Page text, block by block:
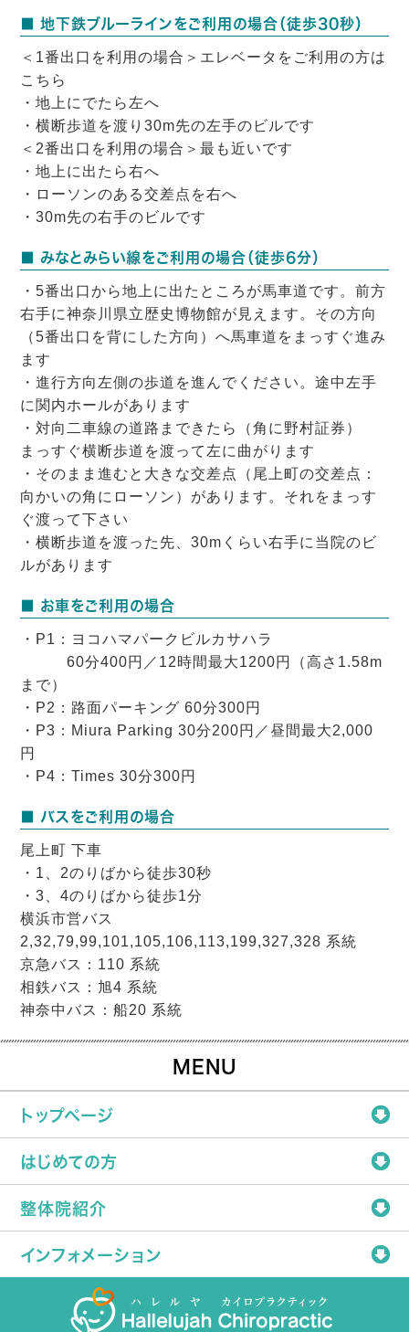
■ 地下鉄ブルーラインをご利用の場合（徒歩30秒）
＜1番出口を利用の場合＞エレベータをご利用の方は
こちら
・地上にでたら左へ
・横断歩道を渡り30m先の左手のビルです
＜2番出口を利用の場合＞最も近いです
・地上に出たら右へ
・ローソンのある交差点を右へ
・30m先の右手のビルです
■ みなとみらい線をご利用の場合（徒歩6分）
・5番出口から地上に出たところが馬車道です。前方
右手に神奈川県立歴史博物館が見えます。その方向
（5番出口を背にした方向）へ馬車道をまっすぐ進み
ます
・進行方向左側の歩道を進んでください。途中左手
に関内ホールがあります
・対向二車線の道路まできたら（角に野村証券）
まっすぐ横断歩道を渡って左に曲がります
・そのまま進むと大きな交差点（尾上町の交差点：
向かいの角にローソン）があります。それをまっす
ぐ渡って下さい
・横断歩道を渡った先、30mくらい右手に当院のビ
ルがあります
■ お車をご利用の場合
・P1：ヨコハマパークビルカサハラ
60分400円／12時間最大1200円（高さ1.58m
まで）
・P2：路面パーキング 60分300円
・P3：Miura Parking 30分200円／昼間最大2,000
円
・P4：Times 30分300円
■ バスをご利用の場合
尾上町 下車
・1、2のりばから徒歩30秒
・3、4のりばから徒歩1分
横浜市営バス
2,32,79,99,101,105,106,113,199,327,328 系統
京急バス：110 系統
相鉄バス：旭4 系統
神奈中バス：船20 系統
MENU
トップページ
はじめての方
整体院紹介
インフォメーション